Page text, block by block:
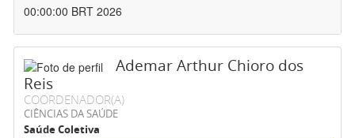
00:00:00 BRT 2026
Ademar Arthur Chioro dos
Reis
COORDENADOR(A)
CIÊNCIAS DA SAÚDE
Saúde Coletiva